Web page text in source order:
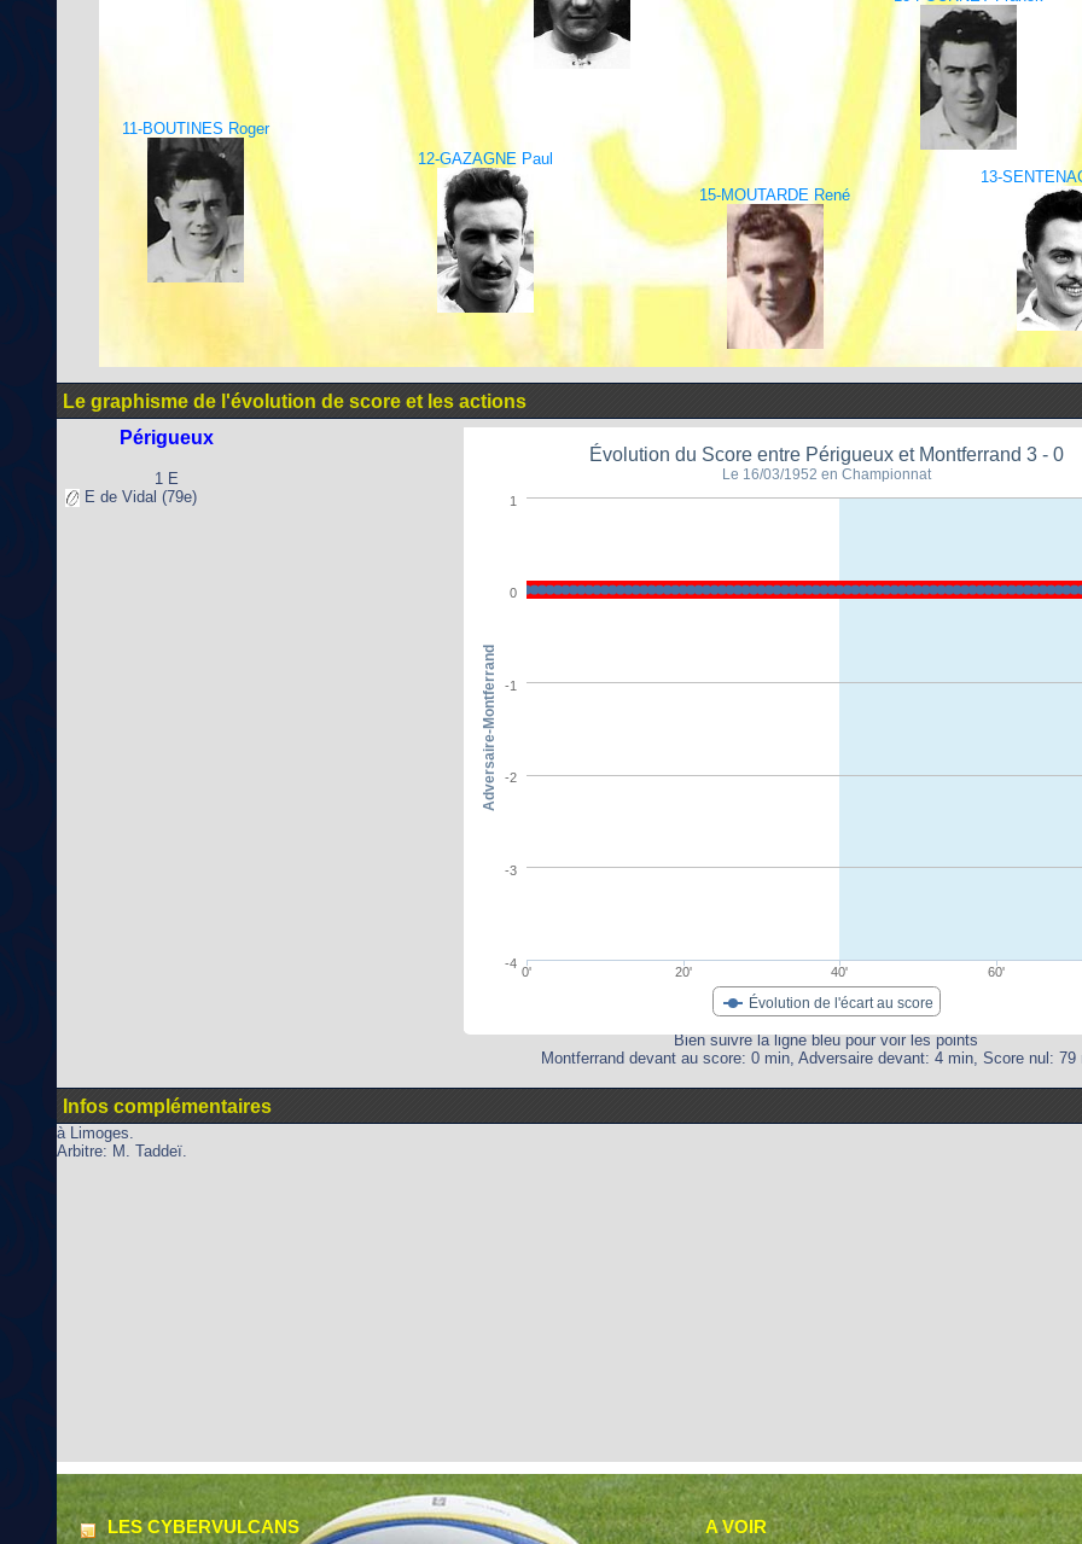
11-BOUTINES Roger
12-GAZAGNE Paul
13-
15-MOUTARDE René
Le graphisme de l'évolution de score et les actions
Périgueux
1 E
E de Vidal (79e)
Évolution du Score entre Périgueux et Montferrand 3 - 0
Le 16/03/1952 en Championnat
Évolution de l'écart au score
0' 20' 40' 60'
-4
-3
-2
-1
0
1
Adversaire-Montferrand
Bien suivre la ligne bleu pour voir les points
Montferrand devant au score: 0 min, Adversaire devant: 4 min, Score nul: 79
Infos complémentaires
à Limoges.
Arbitre: M. Taddeï.
LES CYBERVULCANS A VOIR